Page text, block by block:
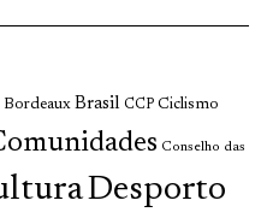
Bordeaux Brasil CCP Ciclismo
Conselho das
Desporto